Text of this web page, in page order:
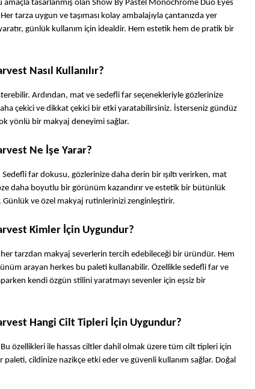
tasarlanmış olan Show By Pastel Monochrome Duo Eyes
tarza uygun ve taşıması kolay ambalajıyla çantanızda yer
günlük kullanım için idealdir. Hem estetik hem de pratik bir
Nasıl Kullanılır?
Ardından, mat ve sedefli far seçenekleriyle gözlerinize
çekici ve dikkat çekici bir etki yaratabilirsiniz. İsterseniz gündüz
yönlü bir makyaj deneyimi sağlar.
Ne İşe Yarar?
far dokusu, gözlerinize daha derin bir ışıltı verirken, mat
daha boyutlu bir görünüm kazandırır ve estetik bir bütünlük
ve özel makyaj rutinlerinizi zenginleştirir.
Kimler İçin Uygundur?
tarzdan makyaj severlerin tercih edebileceği bir üründür. Hem
arayan herkes bu paleti kullanabilir. Özellikle sedefli far ve
kendi özgün stilini yaratmayı sevenler için eşsiz bir
Hangi Cilt Tipleri İçin Uygundur?
özellikleri ile hassas ciltler dahil olmak üzere tüm cilt tipleri için
cildinize nazikçe etki eder ve güvenli kullanım sağlar. Doğal